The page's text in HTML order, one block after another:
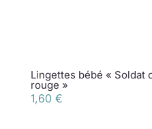
Lingettes bébé « Soldat
rouge »
1,60 €